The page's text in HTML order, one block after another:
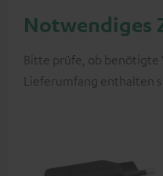
Notwendiges
Bitte prüfe, ob benötigte
Lieferumfang enthalten